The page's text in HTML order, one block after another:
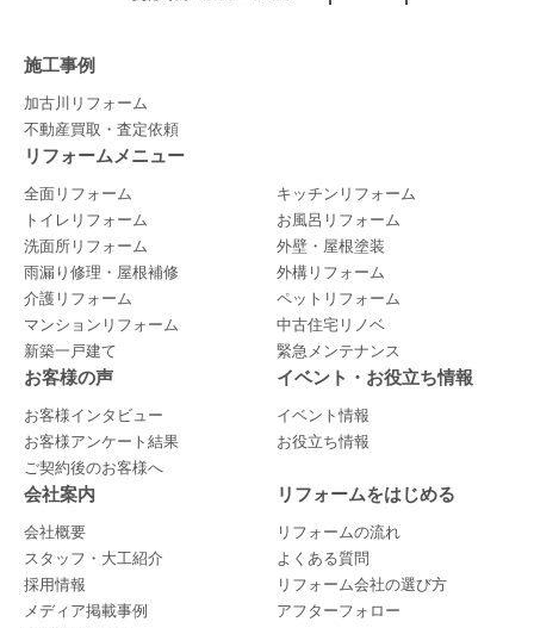
施工事例
加古川リフォーム
不動産買取・査定依頼
リフォームメニュー
全面リフォーム
キッチンリフォーム
トイレリフォーム
お風呂リフォーム
洗面所リフォーム
外壁・屋根塗装
雨漏り修理・屋根補修
外構リフォーム
介護リフォーム
ペットリフォーム
マンションリフォーム
中古住宅リノベ
新築一戸建て
緊急メンテナンス
お客様の声
お客様インタビュー
お客様アンケート結果
ご契約後のお客様へ
イベント・お役立ち情報
イベント情報
お役立ち情報
会社案内
会社概要
スタッフ・大工紹介
採用情報
メディア掲載事例
リフォームをはじめる
リフォームの流れ
よくある質問
リフォーム会社の選び方
アフターフォロー